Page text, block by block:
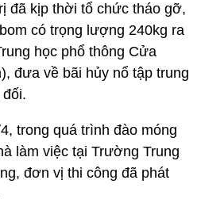
đã kịp thời tổ chức tháo gỡ,
có trọng lượng 240kg ra
học phổ thông Cửa
đưa về bãi hủy nổ tập trung
trong quá trình đào móng
làm việc tại Trường Trung
đơn vị thi công đã phát